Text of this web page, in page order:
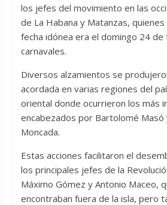
los jefes del movimiento en las
de La Habana y Matanzas,
fecha idónea era el domingo 24
carnavales.
Diversos alzamientos se
acordada en varias regiones del
oriental donde ocurrieron los más
encabezados por Bartolomé Masó
Moncada.
Estas acciones facilitaron el
los principales jefes de la
Máximo Gómez y Antonio Maceo,
encontraban fuera de la isla, pero